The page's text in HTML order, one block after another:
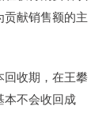
献销售额的主
回收期，在王攀
本不会收回成